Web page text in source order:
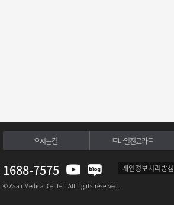
오시는길 모바일진료카드
1688-7575 개인정보처리방침
© Asan Medical Center. All rights reserved.